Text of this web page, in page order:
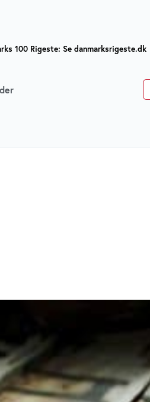
100 Rigeste: Se danmarksrigeste.dk